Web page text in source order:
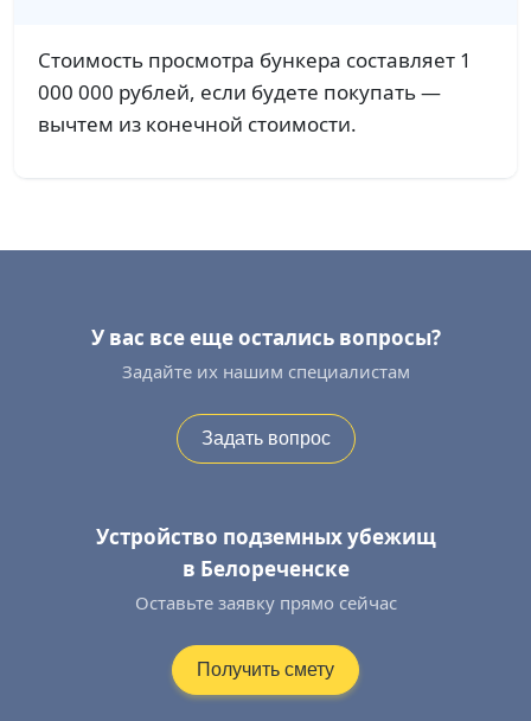
Стоимость просмотра бункера составляет 1
000 000 рублей, если будете покупать —
вычтем из конечной стоимости.
У вас все еще остались вопросы?
Задайте их нашим специалистам
Задать вопрос
Устройство подземных убежищ
в Белореченске
Оставьте заявку прямо сейчас
Получить смету